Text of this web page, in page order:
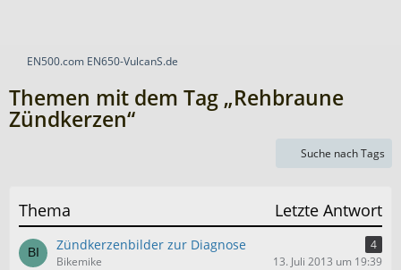
EN500.com EN650-VulcanS.de
Themen mit dem Tag „Rehbraune
Zündkerzen“
Suche nach Tags
Thema Letzte Antwort
Zündkerzenbilder zur Diagnose
4
Bikemike
13. Juli 2013 um 19:39